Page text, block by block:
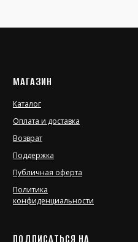
МАГАЗИН
Каталог
Оплата и доставка
Возврат
Поддержка
Публичная оферта
Политика
конфиденциальности
ПОДПИСАТЬСЯ НА